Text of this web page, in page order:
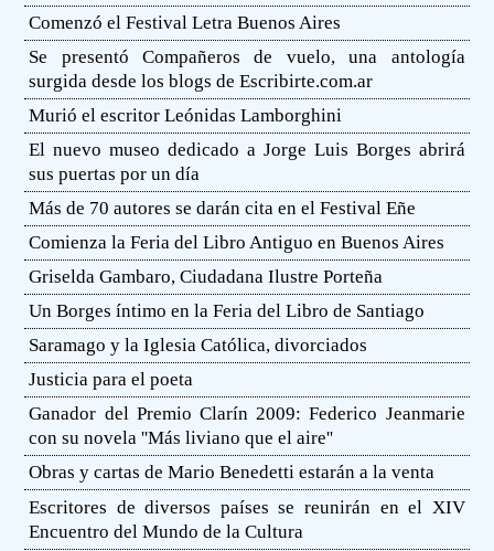
Comenzó el Festival Letra Buenos Aires
Se presentó Compañeros de vuelo, una antología
surgida desde los blogs de Escribirte.com.ar
Murió el escritor Leónidas Lamborghini
El nuevo museo dedicado a Jorge Luis Borges abrirá
sus puertas por un día
Más de 70 autores se darán cita en el Festival Eñe
Comienza la Feria del Libro Antiguo en Buenos Aires
Griselda Gambaro, Ciudadana Ilustre Porteña
Un Borges íntimo en la Feria del Libro de Santiago
Saramago y la Iglesia Católica, divorciados
Justicia para el poeta
Ganador del Premio Clarín 2009: Federico Jeanmarie
con su novela ''Más liviano que el aire''
Obras y cartas de Mario Benedetti estarán a la venta
Escritores de diversos países se reunirán en el XIV
Encuentro del Mundo de la Cultura